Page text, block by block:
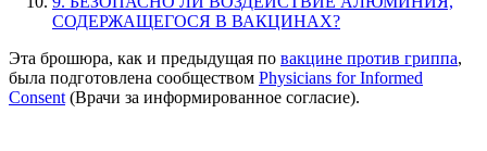
СОДЕРЖАЩЕГОСЯ В ВАКЦИНАХ?
Эта брошюра, как и предыдущая по вакцине против гриппа,
была подготовлена сообществом Physicians for Informed
Consent (Врачи за информированное согласие).